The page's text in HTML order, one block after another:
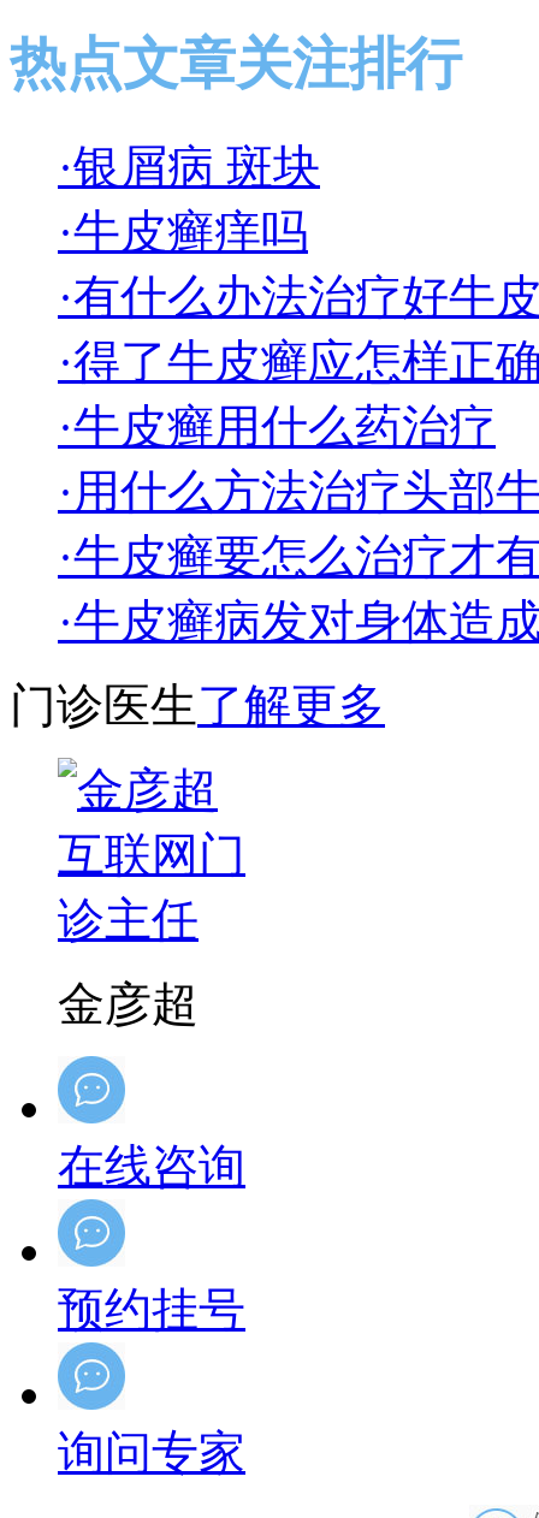
热点文章关注排行
·银屑病 斑块
·牛皮癣痒吗
·有什么办法治疗好牛
·得了牛皮癣应怎样正
·牛皮癣用什么药治疗
·用什么方法治疗头部
·牛皮癣要怎么治疗才
·牛皮癣病发对身体造
门诊医生了解更多
金彦超
在线咨询
预约挂号
询问专家